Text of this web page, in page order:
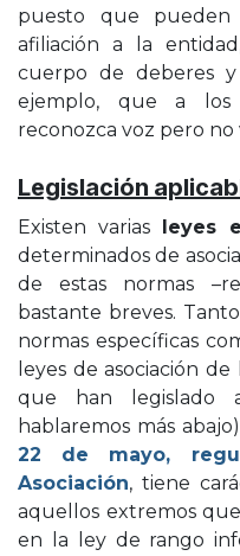
puesto que pueden
afiliación a la
cuerpo de deberes
ejemplo, que a los
reconozca voz pero no
Legislación
Existen varias leyes
determinados de
de estas normas
bastante breves.
normas específicas
leyes de asociación
que han
hablaremos más
22 de mayo,
Asociación, tiene
aquellos extremos
en la ley de rango